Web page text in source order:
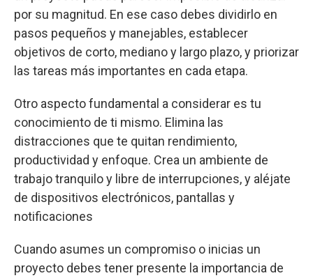
por su magnitud. En ese caso debes dividirlo en
pasos pequeños y manejables, establecer
objetivos de corto, mediano y largo plazo, y priorizar
las tareas más importantes en cada etapa.
Otro aspecto fundamental a considerar es tu
conocimiento de ti mismo. Elimina las
distracciones que te quitan rendimiento,
productividad y enfoque. Crea un ambiente de
trabajo tranquilo y libre de interrupciones, y aléjate
de dispositivos electrónicos, pantallas y
notificaciones
Cuando asumes un compromiso o inicias un
proyecto debes tener presente la importancia de